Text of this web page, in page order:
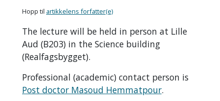
Hopp til artikkelens forfatter(e)
The lecture will be held in person at Lille
Aud (B203) in the Science building
(Realfagsbygget).
Professional (academic) contact person is
Post doctor Masoud Hemmatpour.